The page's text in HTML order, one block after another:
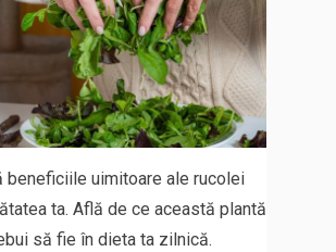
beneficiile uimitoare ale rucolei
ta. Află de ce această plantă
să fie în dieta ta zilnică.